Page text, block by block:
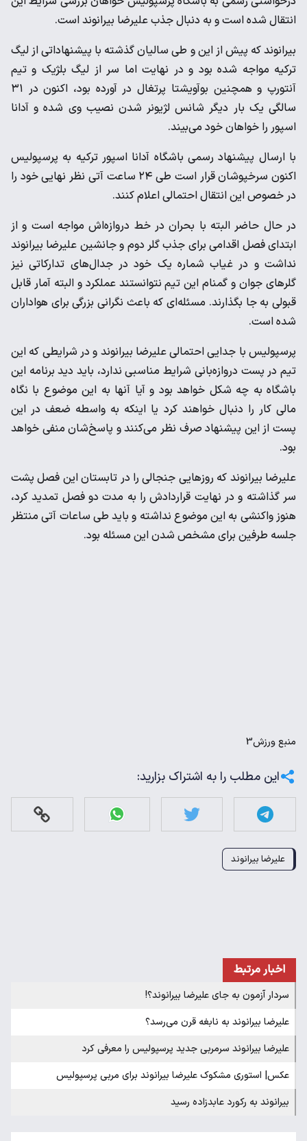
انتقال شده است و به دنبال جذب علیرضا بیرانوند است.
بیرانوند که پیش از این و طی سالیان گذشته با پیشنهاداتی از لیگ
ترکیه مواجه شده بود و در نهایت اما سر از لیگ بلژیک و تیم
آنتورپ و همچنین بوآویشتا پرتغال در آورده بود، اکنون در ۳۱
سالگی یک بار دیگر شانس لژیونر شدن نصیب وی شده و آدانا
اسپور را خواهان خود می‌بیند.
با ارسال پیشنهاد رسمی باشگاه آدانا اسپور ترکیه به پرسپولیس
اکنون سرخپوشان قرار است طی ۲۴ ساعت آتی نظر نهایی خود را
در خصوص این انتقال احتمالی اعلام کنند.
در حال حاضر البته با بحران در خط دروازه‌اش مواجه است و از
ابتدای فصل اقدامی برای جذب گلر دوم و جانشین علیرضا بیرانوند
نداشت و در غیاب شماره یک خود در جدال‌های تدارکاتی نیز
گلرهای جوان و گمنام این تیم نتوانستند عملکرد و البته آمار قابل
قبولی به جا بگذارند. مسئله‌ای که باعث نگرانی بزرگی برای هواداران
شده است.
پرسپولیس با جدایی احتمالی علیرضا بیرانوند و در شرایطی که این
تیم در پست دروازه‌بانی شرایط مناسبی ندارد، باید دید برنامه این
باشگاه به چه شکل خواهد بود و آیا آنها به این موضوع با نگاه
مالی کار را دنبال خواهند کرد یا اینکه به واسطه ضعف در این
پست از این پیشنهاد صرف نظر می‌کنند و پاسخ‌شان منفی خواهد
بود.
علیرضا بیرانوند که روزهایی جنجالی را در تابستان این فصل پشت
سر گذاشته و در نهایت قراردادش را به مدت دو فصل تمدید کرد،
هنوز واکنشی به این موضوع نداشته و باید طی ساعات آتی منتظر
جلسه طرفین برای مشخص شدن این مسئله بود.
منبعورزش3
این مطلب را به اشتراک بزارید:
علیرضا بیرانوند
اخبار مرتبط
سردار آزمون به جای علیرضا بیرانوند؟!
علیرضا بیرانوند به نابغه قرن می‌رسد؟
علیرضا بیرانوند سرمربی جدید پرسپولیس را معرفی کرد
عکس| استوری مشکوک علیرضا بیرانوند برای مربی پرسپولیس
بیرانوند به رکورد عابدزاده رسید